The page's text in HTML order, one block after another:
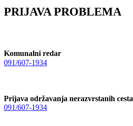
PRIJAVA PROBLEMA
Komunalni redar
091/607-1934
Prijava održavanja nerazvrstanih cesta
091/607-1934